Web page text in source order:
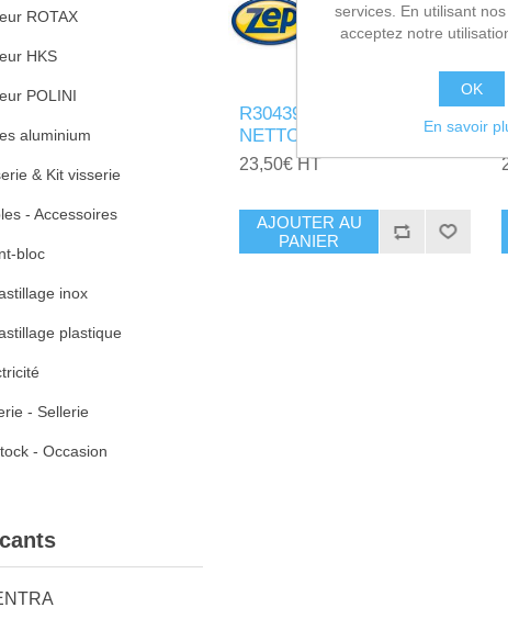
ROTAX
HKS
POLINI
aluminium
& Kit visserie
- Accessoires
bloc
inox
plastique
- Sellerie
- Occasion
R304396 - BOMBE
NETTOYANT ZEP 65
23,50€ HT
AJOUTER AU
PANIER
services. En utilisant
acceptez notre
OK
En savoir